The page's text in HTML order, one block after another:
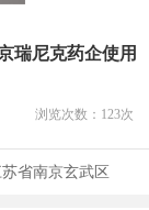
瑞尼克药企使用
浏览次数： 123次
省南京玄武区